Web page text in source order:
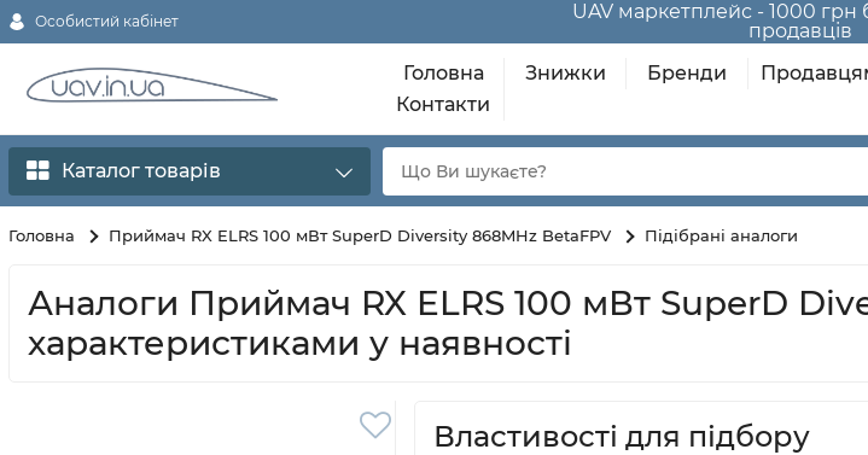
Особистий кабінет
UAV маркетплейс - 1000 грн
продавців
Головна Знижки Бренди
Контакти
Каталог товарів
Головна Приймач RX ELRS 100 мВт SuperD Diversity 868MHz BetaFPV Підібрані аналоги
Аналоги Приймач RX ELRS 100 мВт SuperD
характеристиками у наявності
Властивості для підбору